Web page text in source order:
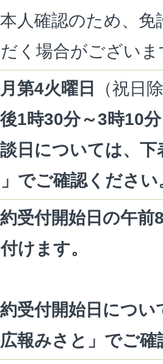
本人確認のため、
く場合がございま
第4火曜日
（祝日
1時30分～3時10分
日については、
でご確認ください
受付開始日の午前
けます。
受付開始日につ
広報みさと」でご